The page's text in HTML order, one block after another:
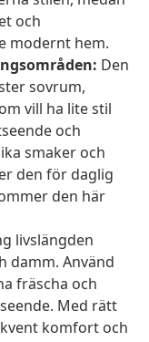
och
modernt hem.
Den
sovrum,
vill ha lite stil
och
smaker och
den för daglig
den här
livslängden
damm. Använd
fräscha och
Med rätt
komfort och